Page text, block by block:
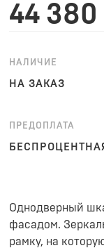
44 380
НАЛИЧИЕ
НА ЗАКАЗ
ПРЕДОПЛАТА
Однодверный
фасадом.
рамку, на